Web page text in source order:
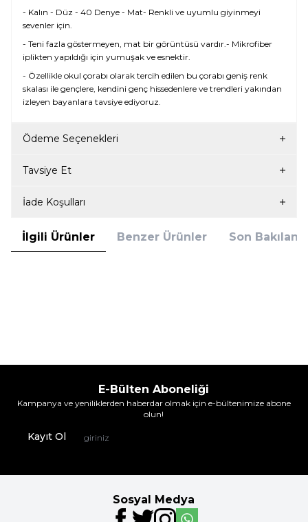
- Kalın - Düz - 40 Denye - Mat- Renkli ve uyumlu giyinmeyi
sevenler için.
- Teni fazla göstermeyen, mat bir görüntüsü vardır.- Mikrofiber
iplikten yapıldığı için yumuşak ve esnektir.
- Özellikle okul çorabı olarak tercih edilen bu çorabı geniş renk
skalası ile gençlere, kendini genç hissedenlere ve trendleri yakından
izleyen bayanlara tavsiye ediyoruz.
Ödeme Seçenekleri
Tavsiye Et
İade Koşulları
İlgili Ürünler Benzer Ürünler Son
E-Bülten Aboneliği
Kampanya ve yeniliklerden haberdar olmak için e-bültenimize abone
olun!
Kayıt Ol
Sosyal Medya